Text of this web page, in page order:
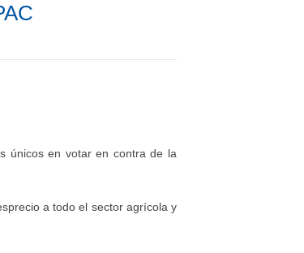
únicos en votar en contra de la
a todo el sector agrícola y